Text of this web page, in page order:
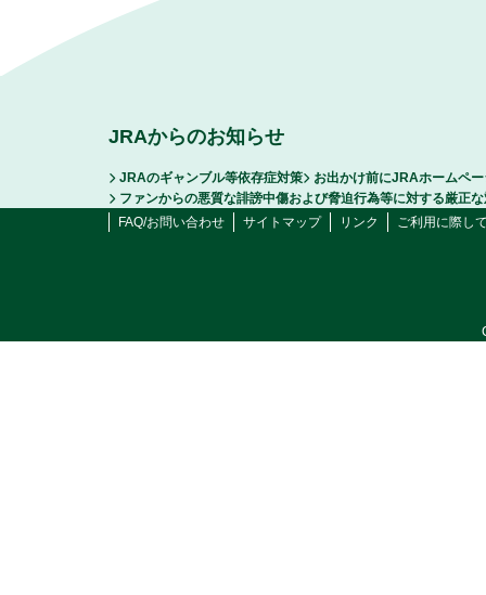
JRAからのお知らせ
JRAのギャンブル等依存症対策
お出かけ前にJRAホームペ
ファンからの悪質な誹謗中傷および脅迫行為等に対する厳正
FAQ/お問い合わせ
サイトマップ リンク ご利用に際し